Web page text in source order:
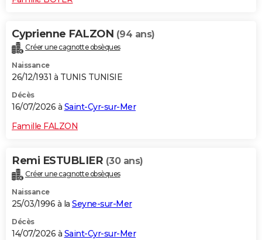
Cyprienne FALZON (94 ans)
Créer une cagnotte obsèques
Naissance
26/12/1931 à TUNIS TUNISIE
Décès
16/07/2026 à Saint-Cyr-sur-Mer
Famille FALZON
Remi ESTUBLIER (30 ans)
Créer une cagnotte obsèques
Naissance
25/03/1996 à la Seyne-sur-Mer
Décès
14/07/2026 à Saint-Cyr-sur-Mer